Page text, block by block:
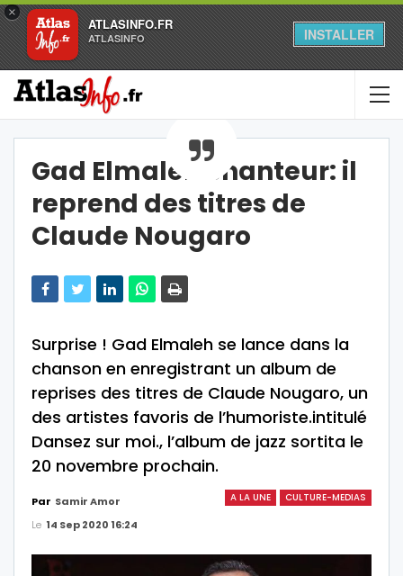
×
ATLASINFO.FR
ATLASINFO INSTALLER
Gad Elmaleh chanteur: il
reprend des titres de
Claude Nougaro
Surprise ! Gad Elmaleh se lance dans la
chanson en enregistrant un album de
reprises des titres de Claude Nougaro, un
des artistes favoris de l’humoriste.intitulé
Dansez sur moi., l’album de jazz sortita le
20 novembre prochain.
A LA UNE CULTURE-MEDIAS
Par Samir Amor
Le 14 Sep 2020 16:24